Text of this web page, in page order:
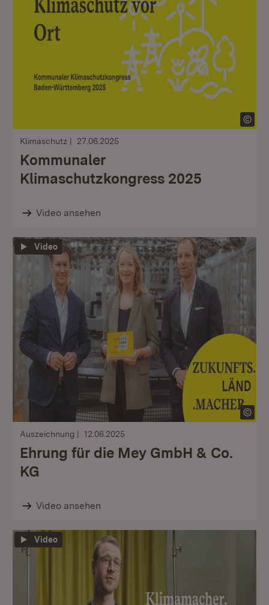
Klimaschutz 27.06.2025
Kommunaler
Klimaschutzkongress 2025
Video ansehen
Video
Auszeichnung 12.06.2025
Ehrung für die Mey GmbH & Co.
KG
Video ansehen
Video